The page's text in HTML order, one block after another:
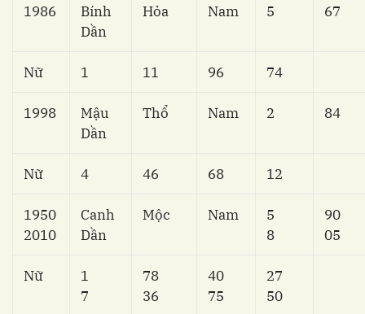
1986
Bính
Dần
Hỏa Nam 5 67
Nữ 1 11 96 74
1998
Mậu
Dần
Thổ Nam 2 84
Nữ 4 46 68 12
1950
2010
Canh
Dần
Mộc Nam
5
8
90
05
Nữ
1
7
78
36
40
75
27
50